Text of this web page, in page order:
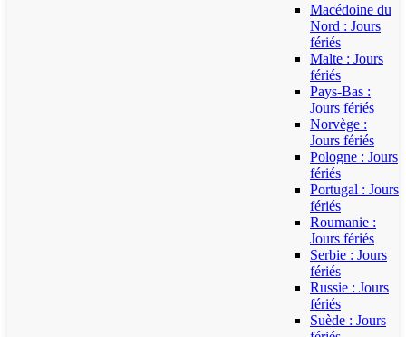
Macédoine du
Nord : Jours
fériés
Malte : Jours
fériés
Pays-Bas :
Jours fériés
Norvège :
Jours fériés
Pologne : Jours
fériés
Portugal : Jours
fériés
Roumanie :
Jours fériés
Serbie : Jours
fériés
Russie : Jours
fériés
Suède : Jours